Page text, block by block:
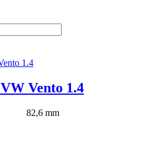
Vento 1.4
mm